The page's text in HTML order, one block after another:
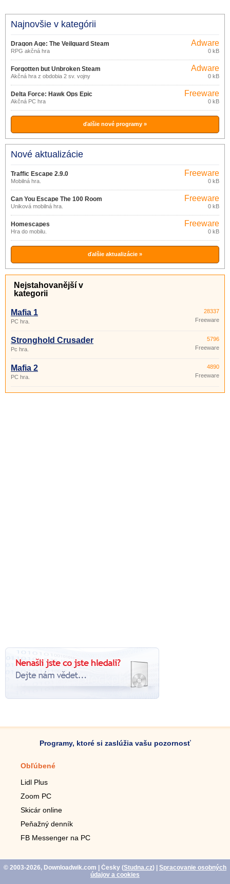
Najnovšie v kategórii
Dragon Age: The Veilguard Steam
RPG akčná hra
Adware
0 kB
Forgotten but Unbroken Steam
Akčná hra z obdobia 2 sv. vojny
Adware
0 kB
Delta Force: Hawk Ops Epic
Games Store
Akčná PC hra
Freeware
0 kB
ďalšie nové programy »
Nové aktualizácie
Traffic Escape 2.9.0
Mobilná hra.
Freeware
0 kB
Can You Escape The 100 Room
Úniková mobilná hra.
Freeware
0 kB
Homescapes
Hra do mobilu.
Freeware
0 kB
ďalšie aktualizácie »
Nejstahovanější v
kategorii
Mafia 1
PC hra.
28337
Freeware
Stronghold Crusader
Pc hra.
5796
Freeware
Mafia 2
PC hra.
4890
Freeware
Programy, ktoré si zaslúžia vašu pozornosť
Obľúbené
Lidl Plus
Zoom PC
Skicár online
Peňažný denník
FB Messenger na PC
© 2003-2026, Downloadwik.com | Česky (Studna.cz)
Spracovanie osobných
údajov a cookies